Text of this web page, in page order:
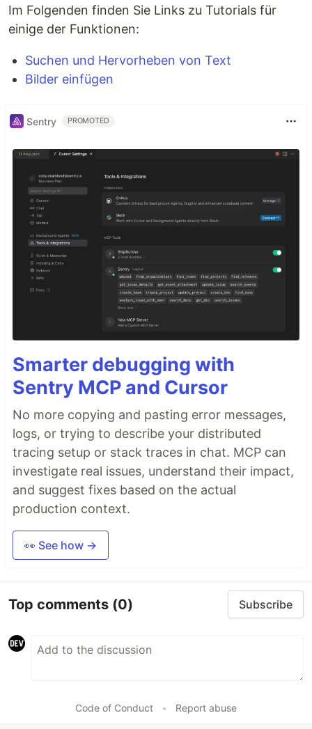
Im Folgenden finden Sie Links zu Tutorials für
einige der Funktionen:
Suchen und Hervorheben von Text
Bilder einfügen
Sentry PROMOTED
Smarter debugging with
Sentry MCP and Cursor
No more copying and pasting error messages,
logs, or trying to describe your distributed
tracing setup or stack traces in chat. MCP can
investigate real issues, understand their impact,
and suggest fixes based on the actual
production context.
👀 See how →
Top comments (0) Subscribe
Code of Conduct • Report abuse